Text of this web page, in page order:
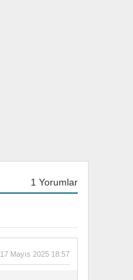
1 Yorumlar
17 Mayıs 2025 18:57